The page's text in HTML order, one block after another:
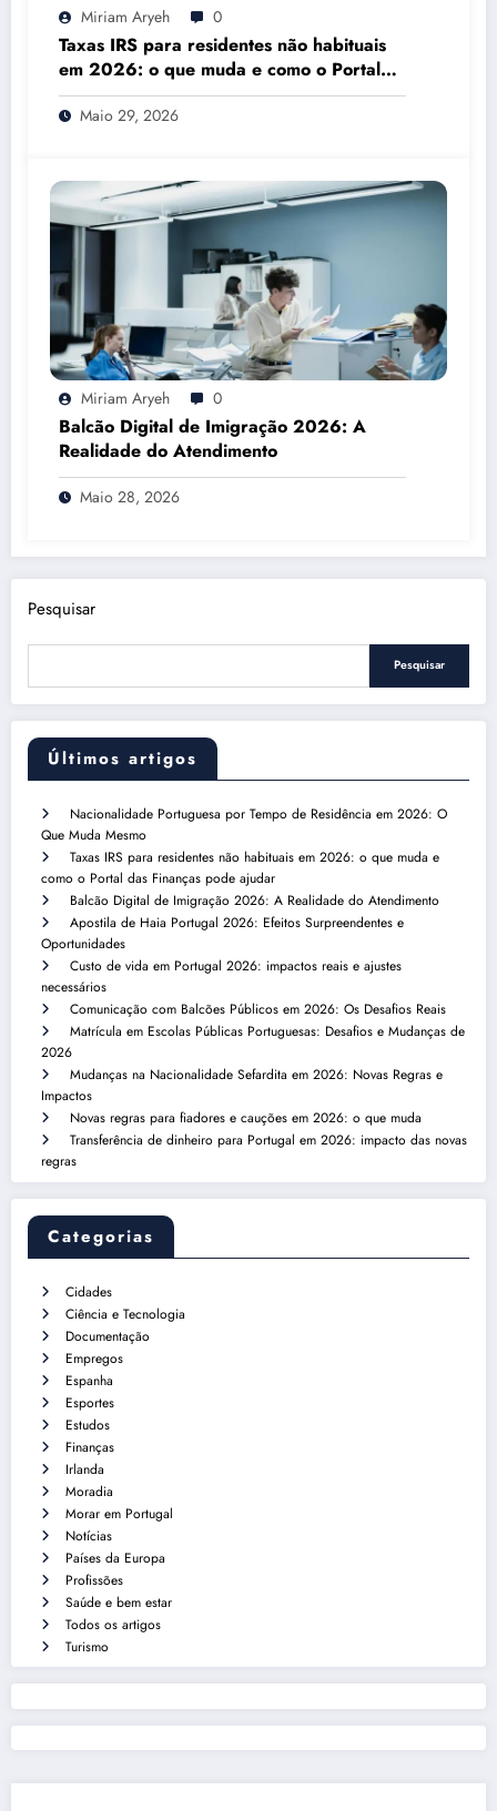
Miriam Aryeh 0
Taxas IRS para residentes não habituais
em 2026: o que muda e como o Portal
das Finanças pode ajudar
Maio 29, 2026
Miriam Aryeh 0
Balcão Digital de Imigração 2026: A
Realidade do Atendimento
Maio 28, 2026
Pesquisar
Pesquisar
Últimos artigos
Nacionalidade Portuguesa por Tempo de Residência em 2026: O
Que Muda Mesmo
Taxas IRS para residentes não habituais em 2026: o que muda e
como o Portal das Finanças pode ajudar
Balcão Digital de Imigração 2026: A Realidade do Atendimento
Apostila de Haia Portugal 2026: Efeitos Surpreendentes e
Oportunidades
Custo de vida em Portugal 2026: impactos reais e ajustes
necessários
Comunicação com Balcões Públicos em 2026: Os Desafios Reais
Matrícula em Escolas Públicas Portuguesas: Desafios e Mudanças de
2026
Mudanças na Nacionalidade Sefardita em 2026: Novas Regras e
Impactos
Novas regras para fiadores e cauções em 2026: o que muda
Transferência de dinheiro para Portugal em 2026: impacto das novas
regras
Categorias
Cidades
Ciência e Tecnologia
Documentação
Empregos
Espanha
Esportes
Estudos
Finanças
Irlanda
Moradia
Morar em Portugal
Notícias
Países da Europa
Profissões
Saúde e bem estar
Todos os artigos
Turismo